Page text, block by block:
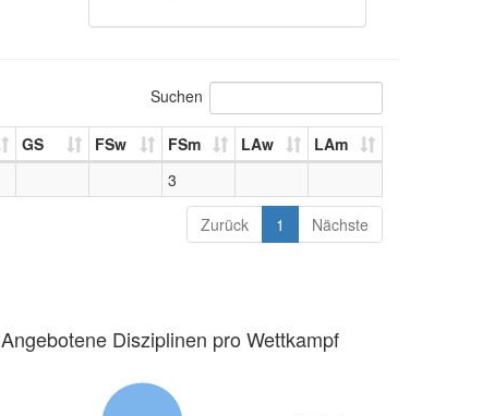
Suchen
GS FSw FSm LAw
LAm
3
Zurück 1 Nächste
Angebotene Disziplinen pro Wettkampf